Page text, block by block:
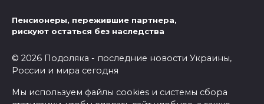
Пенсионеры, пережившие партнера,
рискуют остаться без наследства
© 2026 Подоляка - последние новости Украины,
России и мира сегодня
Мы используем файлы cookies и системы сбора